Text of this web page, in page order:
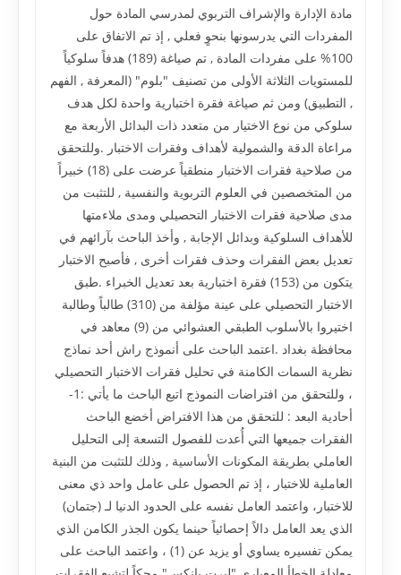
مادة الإدارة والإشراف التربوي لمدرسي المادة حول
المفردات التي يدرسونها بنحوٍ فعلي , إذ تم الاتفاق على
100% على مفردات المادة , تم صياغة (189) هدفاً سلوكياً
للمستويات الثلاثة الأولى من تصنيف "بلوم" (المعرفة , الفهم
, التطبيق) ومن ثم صياغة فقرة اختبارية واحدة لكل هدف
سلوكي من نوع الاختيار من متعدد ذات البدائل الأربعة مع
مراعاة الدقة والشمولية لأهداف وفقرات الاختبار .وللتحقق
من صلاحية فقرات الاختبار منطقياً عرضت على (18) خبيراً
من المتخصصين في العلوم التربوية والنفسية , للتثبت من
مدى صلاحية فقرات الاختبار التحصيلي ومدى ملاءمتها
للأهداف السلوكية وبدائل الإجابة , وأخذ الباحث بآرائهم في
تعديل بعض الفقرات وحذف فقرات أخرى , فأصبح الاختبار
يتكون من (153) فقرة اختبارية بعد تعديل الخبراء .طبق
الاختبار التحصيلي على عينة مؤلفة من (310) طالباً وطالبة
اختيروا بالأسلوب الطبقي العشوائي من (9) معاهد في
محافظة بغداد .اعتمد الباحث على أنموذج راش أحد نماذج
نظرية السمات الكامنة في تحليل فقرات الاختبار التحصيلي
، وللتحقق من افتراضات النموذج اتبع الباحث ما يأتي :1-
أحادية البعد : للتحقق من هذا الافتراض أخضع الباحث
الفقرات جميعها التي أُعدت للفصول التسعة إلى التحليل
العاملي بطريقة المكونات الأساسية , وذلك للتثبت من البنية
العاملية للاختبار ، إذ تم الحصول على عامل واحد ذي معنى
للاختبار، واعتمد العامل نفسه على الحدود الدنيا لـ (جتمان)
الذي يعد العامل دالاً إحصائياً حينما يكون الجذر الكامن الذي
يمكن تفسيره يساوي أو يزيد عن (1) ، واعتمد الباحث على